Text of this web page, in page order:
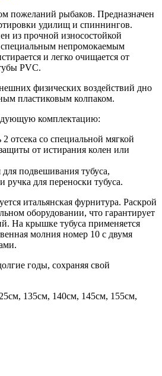
пожеланий рыбаков. Предназначен
удилищ и спиннингов.
из прочной износостойкой
специальным непромокаемым
и легко очищается от
PVC.
физических воздействий дно
пластиковым колпаком.
комплектацию:
2 отсека со специальной мягкой
от истирания колен или
для подвешивания тубуса,
для переноски тубуса.
итальянская фурнитура. Раскрой
оборудовании, что гарантирует
На крышке тубуса применяется
молния номер 10 с двумя
годы, сохраняя свой
135см, 140см, 145см, 155см,